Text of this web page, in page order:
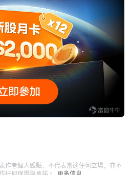
作者個人觀點，不代表富途任何立場，亦不
任何保證與承諾。
更多信息